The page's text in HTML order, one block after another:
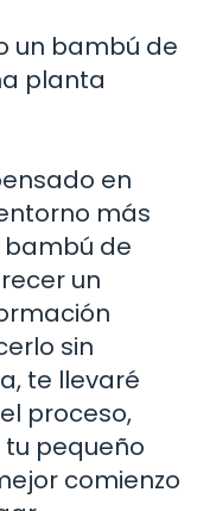
un bambú de
planta
en
más
de
un
sin
te llevaré
proceso,
pequeño
comienzo